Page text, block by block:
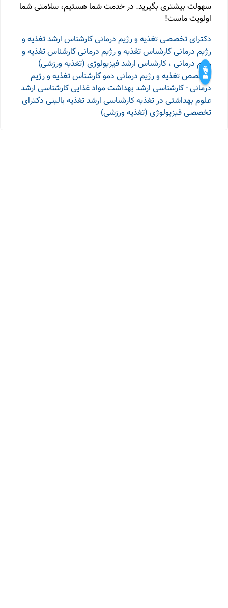
سهولت بیشتری بگیرید. در خدمت شما هستیم، سلامتی شما
اولویت ماست!
دکترای تخصصی تغذیه و رژیم درمانیکارشناس ارشد تغذیه و
رژیم درمانیکارشناس تغذیه و رژیم درمانیکارشناس تغذیه و
رژیم درمانی ، کارشناس ارشد فیزیولوژی (تغذیه ورزشی)
متخصص تغذیه و رژیم درمانی دموکارشناس تغذیه و رژیم
درمانی - کارشناسی ارشد بهداشت مواد غذاییکارشناسی ارشد
علوم بهداشتی در تغذیهکارشناسی ارشد تغذیه بالینی دکترای
تخصصی فیزیولوژی (تغذیه ورزشی)